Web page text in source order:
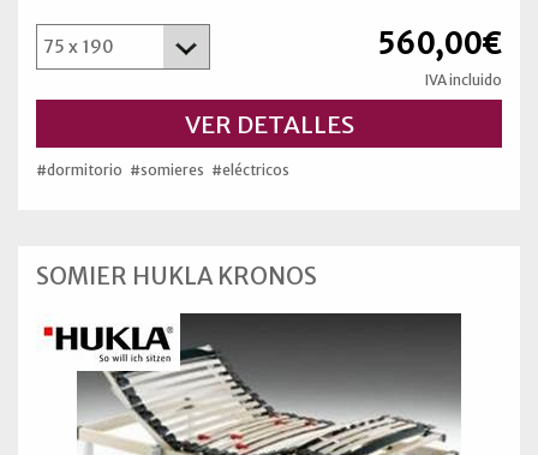
560,00€
IVA incluido
VER DETALLES
#dormitorio #somieres #eléctricos
SOMIER HUKLA KRONOS